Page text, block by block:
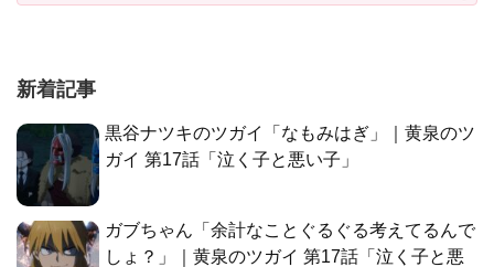
新着記事
黒谷ナツキのツガイ「なもみはぎ」｜黄泉のツ
ガイ 第17話「泣く子と悪い子」
ガブちゃん「余計なことぐるぐる考えてるんで
しょ？」｜黄泉のツガイ 第17話「泣く子と悪